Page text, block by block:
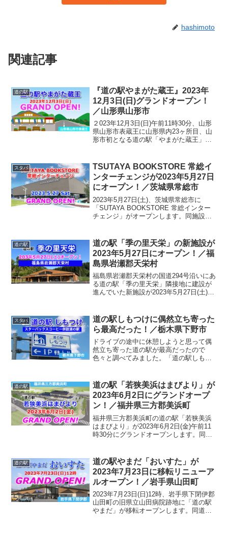
hashimoto
関連記事
道の駅
『道の駅やまがた蔵王』2023年
12月3日(日)グランドオープン！
／山形県山形市
２023年12月3日(日)午前11時30分、山形
県山形市表蔵王に山形県内23ヶ所目、山
形市初となる道の駅「やまがた蔵王」が
近くに位置し、国道13号沿いにある観光
物産館「...
スタバ
TSUTAYA BOOKSTORE 常総イ
ンターチェンジが2023年5月27日
にオープン！／茨城県常総市
2023年5月27日(土)、茨城県常総市に
「SUTAYA BOOKSTORE 常総インター
チェンジ」がオープンします。同施設は
市）」において、圏央道の常総インター
チェンジ...
道の駅
道の駅「季の里天栄」の新施設が
2023年5月27日にオープン！／福
島県岩瀬郡天栄村
福島県岩瀬郡天栄村の国道294号沿いにあ
る道の駅「季の里天栄」隣接地に建設が
進んでいた新施設が2023年5月27日(土)オ
台、思いやりスペース4台分の駐車スペー
スが完...
スタバ
道の駅しもつけに偶然立ち寄った
ら最高だった！／栃木県下野市
ドライブの途中に休憩しようと思って偶
然立ち寄った道の駅が最高だったので
色々と調べてみました。「道の駅しもつ
駅しもつけ」は栃木県内で最も交通量が
多い新国道4号線沿いにあり...
道の駅
道の駅「若狭美浜はまびより」が
2023年6月2日にグランドオープ
ン！／福井県三方郡美浜町
福井県三方郡美浜町の道の駅「若狭美浜
はまびより」が2023年6月2日(金)午前11
時30分にグランドオープンします。同施
地する約1万2300平方メートルの敷地に
建...
道の駅
道の駅やまだ「おいすた」が
2023年7月23日に移転リニューア
ルオープン！／岩手県山田町
2023年7月23日(日)12時、岩手県下閉伊郡
山田町の旧県立山田病院跡地に「道の駅
やまだ」が移転オープンします。同道の